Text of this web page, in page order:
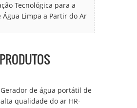
Tecnológica para a
Água Limpa a Partir do Ar
Gerador de água portátil de
alta qualidade do ar HR-